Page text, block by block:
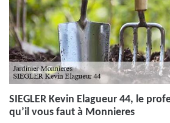
SIEGLER Kevin Elagueur 44, le
qu’il vous faut à Monnieres